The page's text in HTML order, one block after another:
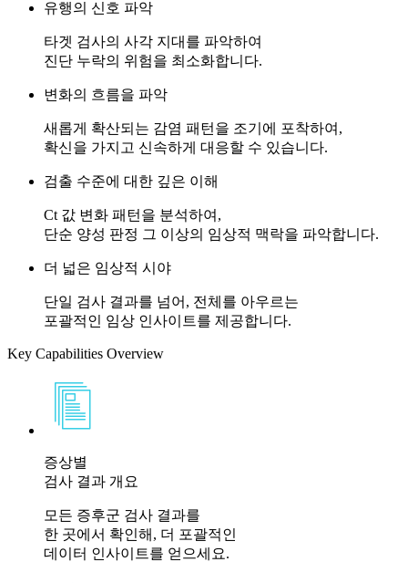
유행의 신호 파악
타겟 검사의 사각 지대를 파악하여
진단 누락의 위험을 최소화합니다.
변화의 흐름을 파악
새롭게 확산되는 감염 패턴을 조기에 포착하여,
확신을 가지고 신속하게 대응할 수 있습니다.
검출 수준에 대한 깊은 이해
Ct 값 변화 패턴을 분석하여,
단순 양성 판정 그 이상의 임상적 맥락을 파악합니다.
더 넓은 임상적 시야
단일 검사 결과를 넘어, 전체를 아우르는
포괄적인 임상 인사이트를 제공합니다.
Key Capabilities Overview
증상별
검사 결과 개요
모든 증후군 검사 결과를
한 곳에서 확인해, 더 포괄적인
데이터 인사이트를 얻으세요.